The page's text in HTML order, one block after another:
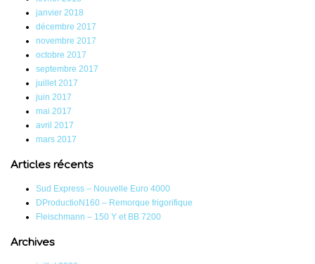
janvier 2018
décembre 2017
novembre 2017
octobre 2017
septembre 2017
juillet 2017
juin 2017
mai 2017
avril 2017
mars 2017
Articles récents
Sud Express – Nouvelle Euro 4000
DProductioN160 – Remorque frigorifique
Fleischmann – 150 Y et BB 7200
Archives